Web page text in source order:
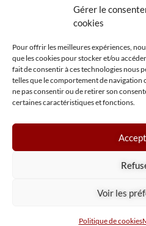
Gérer le
cookies
Pour offrir les meilleures expériences,
que les cookies pour stocker et/ou
fait de consentir à ces technologies nous
telles que le comportement de navigation
ne pas consentir ou de retirer son
certaines caractéristiques et fonctions.
Voir les
Politique de cookies
INSIGHT NPA
Mentions légales
Tous droits réservés NPA Conseil